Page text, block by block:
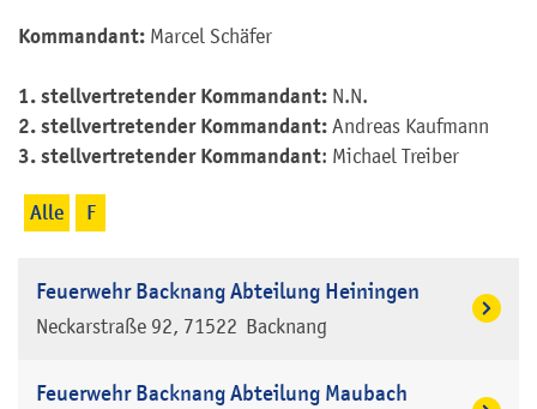
Kommandant: Marcel Schäfer
1. stellvertretender Kommandant: N.N.
2. stellvertretender Kommandant: Andreas Kaufmann
3. stellvertretender Kommandant: Michael Treiber
Alle F
Feuerwehr Backnang Abteilung Heiningen
Neckarstraße 92 71522 Backnang
Feuerwehr Backnang Abteilung Maubach